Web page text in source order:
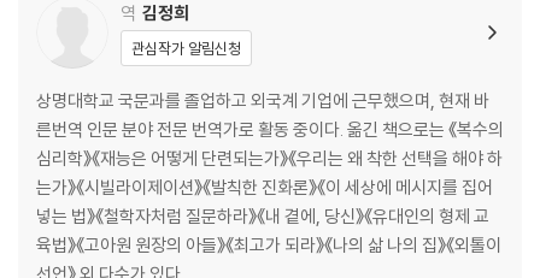
보통의 불행으로 돌아가기
지금 우리는 행복 알약 시대에 산다
4장 | 나는 나를 파괴하지 않을 권리가 있다
‘필요는 없지만 갖고 싶어’
욕망을 단순화하라
나를 지키는 심리적인 힘
나는 왜 나를 괴롭히는가
역 김정희
관심작가 알림신청
상명대학교 국문과를 졸업하고 외국계 기업에 근무했으며, 현재 바
른번역 인문 분야 전문 번역가로 활동 중이다. 옮긴 책으로는 《복수의
심리학》《재능은 어떻게 단련되는가》《우리는 왜 착한 선택을 해야 하
는가》《시빌라이제이션》《발칙한 진화론》《이 세상에 메시지를 집어
넣는 법》《철학자처럼 질문하라》《내 곁에, 당신》《유대인의 형제 교
육법》《고아원 원장의 아들》《최고가 되라》《나의 삶 나의 집》《외톨이